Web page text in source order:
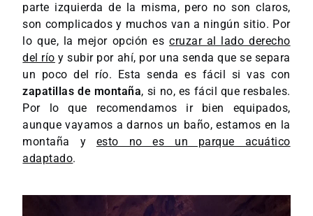
parte izquierda de la misma, pero no son claros,
son complicados y muchos van a ningún sitio. Por
lo que, la mejor opción escruzar al lado derecho
del río y subir por ahí, por una senda que se separa
un poco del río. Esta senda es fácil si vas con
zapatillas de montaña, si no, es fácil que resbales.
Por lo que recomendamos ir bien equipados,
aunque vayamos a darnos un baño, estamos en la
montaña y esto no es un parque acuático
adaptado.